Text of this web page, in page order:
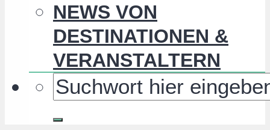
NEWS VON
DESTINATIONEN &
VERANSTALTERN